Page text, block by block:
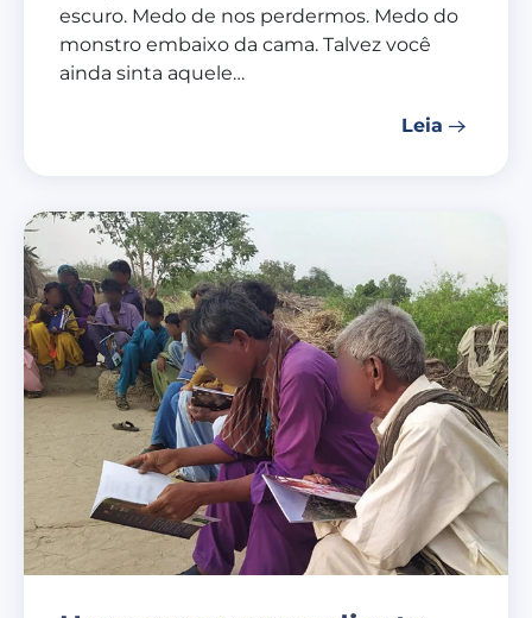
escuro. Medo de nos perdermos. Medo do
monstro embaixo da cama. Talvez você
ainda sinta aquele…
Leia